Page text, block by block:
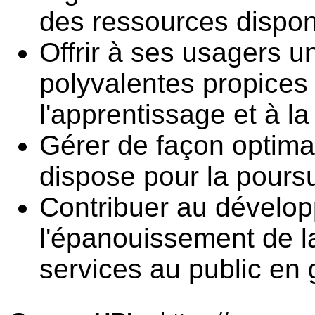
des ressources
Offrir à ses usagers
polyvalentes
l'apprentissage et à
Gérer de façon
dispose pour la
Contribuer au
l'épanouissement de
services au public en